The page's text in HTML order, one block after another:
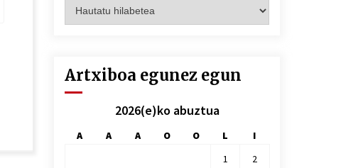
hilez
Artxiboa egunez egun
2026(e)ko abuztua
A A A O O L
I
1
2